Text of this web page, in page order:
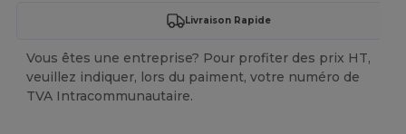
Livraison Rapide
Vous êtes une entreprise? Pour profiter des prix HT,
veuillez indiquer, lors du paiment, votre numéro de
TVA Intracommunautaire.